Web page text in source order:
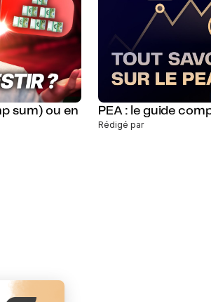
sum) ou en
PEA : le guide
Rédigé par